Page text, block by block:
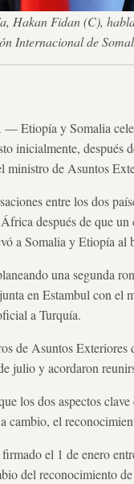
Hakan Fidan (C),
Internacional de
Etiopía y Somalia
inicialmente, después
ministro de Asuntos
entre los dos
después de que
a Somalia y Etiopía al
una segunda
en Estambul con el
a Turquía.
de Asuntos Exteriores
julio y acordaron
los dos aspectos
cambio, el
el 1 de enero
del reconocimiento